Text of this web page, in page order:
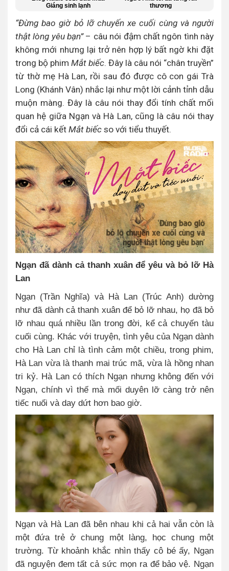
Giáng sinh lạnh
thương
“Đừng bao giờ bỏ lỡ chuyến xe cuối cùng và người
thật lòng yêu bạn”– câu nói đậm chất ngôn tình này
không mới nhưng lại trở nên hợp lý bất ngờ khi đặt
trong bộ phim Mắt biếc. Đây là câu nói “chân truyền”
từ thờ mẹ Hà Lan, rồi sau đó được cô con gái Trà
Long (Khánh Vân) nhắc lại như một lời cảnh tỉnh dẫu
muộn màng. Đây là câu nói thay đổi tính chất mối
quan hệ giữa Ngạn và Hà Lan, cũng là câu nói thay
đổi cả cái kết Mắt biếc so với tiểu thuyết.
Ngạn đã dành cả thanh xuân để yêu và bỏ lỡ Hà
Lan
Ngạn (Trần Nghĩa) và Hà Lan (Trúc Anh) dường
như đã dành cả thanh xuân để bỏ lỡ nhau, họ đã bỏ
lỡ nhau quá nhiều lần trong đời, kể cả chuyến tàu
cuối cùng. Khác với truyện, tình yêu của Ngạn dành
cho Hà Lan chỉ là tình cảm một chiều, trong phim,
Hà Lan vừa là thanh mai trúc mã, vừa là hồng nhan
tri kỷ. Hà Lan có thích Ngạn nhưng không đến với
Ngạn, chính vì thế mà mối duyên lỡ càng trở nên
tiếc nuối và day dứt hơn bao giờ.
Ngạn và Hà Lan đã bên nhau khi cả hai vẫn còn là
một đứa trẻ ở chung một làng, học chung một
trường. Từ khoảnh khắc nhìn thấy cô bé ấy, Ngạn
đã nguyện đem tất cả sức mọn ra để bảo vệ. Ngạn